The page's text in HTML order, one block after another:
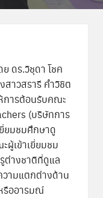
ดร.วิชุดา โชค
สาวสรารี คำวิชิต
การต้อนรับคณะ
(บริษัทการ
ยี่ยมชมศึกษาดู
ผู้เข้าเยี่ยมชม
ต่างชาติที่ดูแล
วามแตกต่างด้าน
รืออารมณ์